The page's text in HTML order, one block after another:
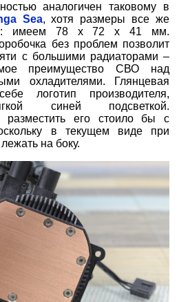
аналогичен таковому в
Sea, хотя размеры все же
имеем 78 х 72 х 41 мм.
без проблем позволит
с большими радиаторами –
преимущество СВО над
охладителями. Глянцевая
логотип производителя,
синей подсветкой.
разместить его стоило бы с
в текущем виде при
на боку.